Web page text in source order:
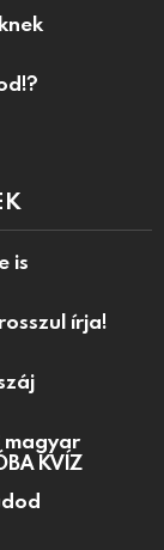
is
írja!
magyar
KVÍZ